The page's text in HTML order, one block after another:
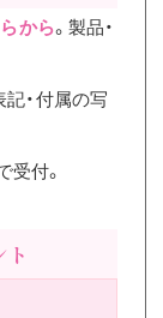
から。製品・
記・付属の写
受付。